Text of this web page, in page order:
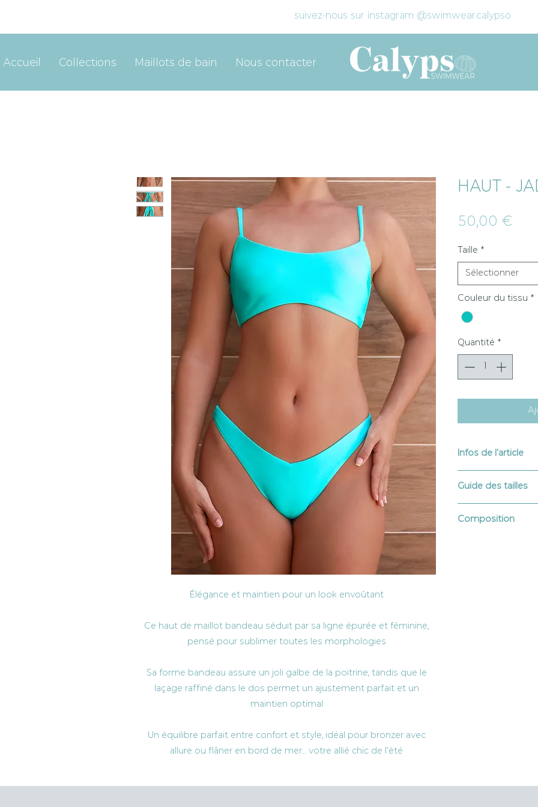
suivez-nous sur instagram @swimwear.calypso
Élégance et maintien pour un look envoûtant
Ce haut de maillot bandeau séduit par sa ligne épurée et féminine,
pensé pour sublimer toutes les morphologies
Sa forme bandeau assure un joli galbe de la poitrine, tandis que le
laçage raffiné dans le dos permet un ajustement parfait et un
maintien optimal
Un équilibre parfait entre confort et style, idéal pour bronzer avec
allure ou flâner en bord de mer… votre allié chic de l’été
HAUT -
50,00 €
Taille *
Sélectionner
Couleur du tissu *
Quantité *
Infos de l'article
Lavage à la main, à
Séchage rapide et
blanchiment interdits
Guide des tailles
S : TP 86 - TT 66 - TB
Composition
Accueil Collections Maillots de bain Nous contacter